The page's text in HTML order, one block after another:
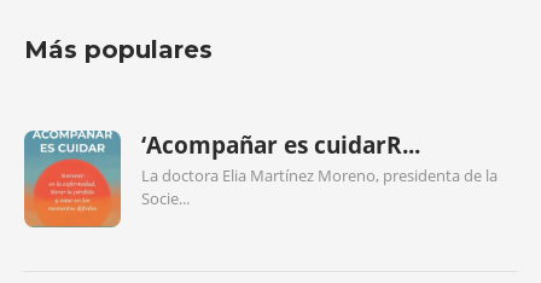
Más populares
‘Acompañar es cuidarR...
La doctora Elia Martínez Moreno, presidenta de la
Socie...